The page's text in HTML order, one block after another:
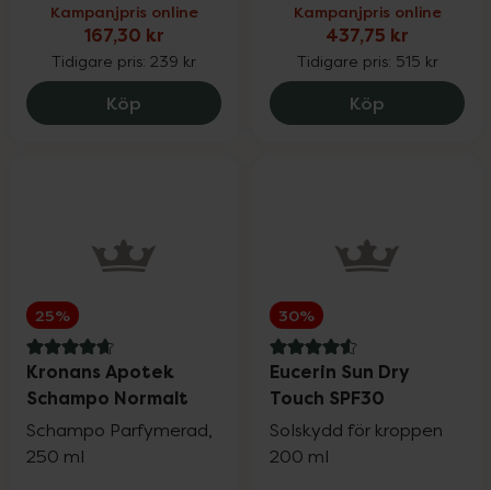
Kampanjpris online
167,30 kr
Tidigare pris: 239 kr
Köp EVY Technology Solskydd Mousse
Kampanjpris online
437,75 kr
Tidigare pris: 515 kr
Köp Satisfyer
25%
4.7 av 5 i omdöme
Kronans Apotek
Schampo Normalt
Schampo Parfymerad,
250 ml
30%
4.6 av 5 i omdöme
Eucerin Sun Dry
Touch SPF30
Solskydd för kroppen
200 ml